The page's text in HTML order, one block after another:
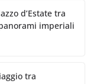
d’Estate tra
imperiali
tra